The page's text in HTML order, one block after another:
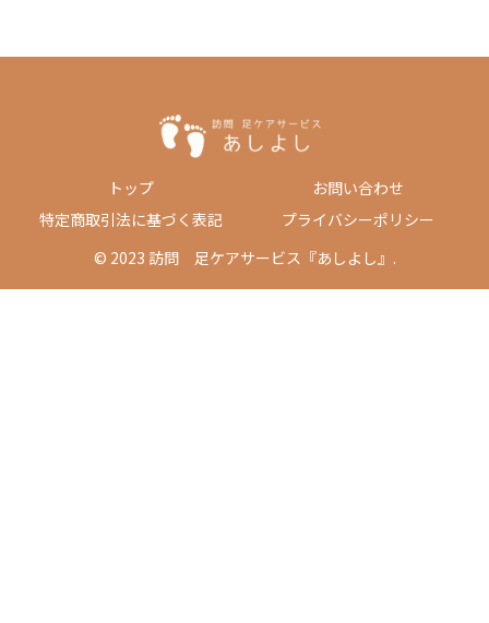
トップ
お問い合わせ
特定商取引法に基づく表記
プライバシーポリシー
© 2023 訪問 足ケアサービス『あしよし』.